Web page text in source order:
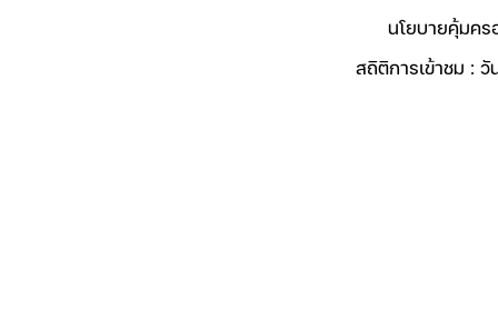
นโยบายคุ้มค
สถิติการเข้าชม : วั